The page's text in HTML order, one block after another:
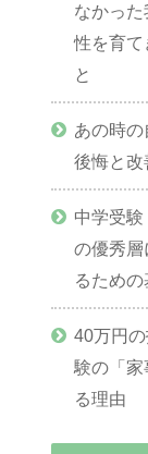
なかっ
性を育て
と
あの時
後悔と改
中学受
の優秀
るため
40万円
験の「
る理由